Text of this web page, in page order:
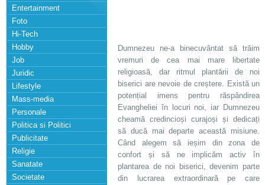
Entertainment
Foto
Hi-Tech
Hobby
Job
Juridic
Lifestyle
Mass-media
Personale
Politica si Politici
Publicitate
Religie
Sanatate
Societate
Dumnezeu ne-a binecuvântat să trăim
vremuri de cea mai mare libertate
religioasă, dar ritmul plantării de noi
biserici are nevoie de creștere. Există un
potențial imens pentru răspândirea
Evangheliei în locuri noi, iar Dumnezeu
cheamă credincioși curajoși și dedicați
să ducă mai departe această misiune.
Când alegem să ieșim din zona de
confort și să ne implicăm activ în
plantarea de noi biserici, devenim parte
din lucrarea extraordinară pe care